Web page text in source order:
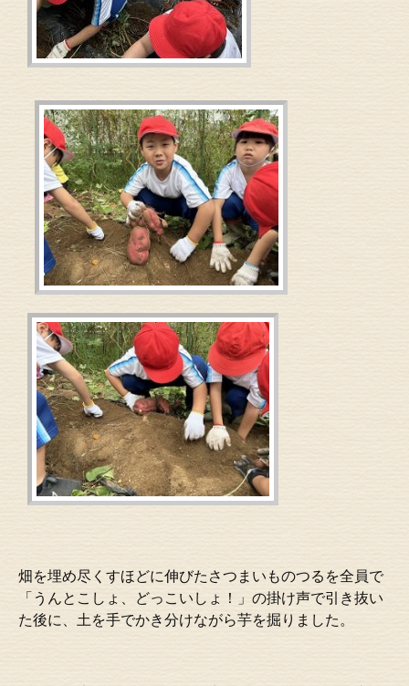
畑を埋め尽くすほどに伸びたさつまいものつるを全員で
「うんとこしょ、どっこいしょ！」の掛け声で引き抜い
た後に、土を手でかき分けながら芋を掘りました。